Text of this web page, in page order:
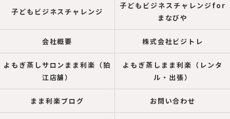
子どもビジネスチャレンジ
子どもビジネスチャレンジfor
まなびや
会社概要 株式会社ビジトレ
よもぎ蒸しサロンまま利楽（狛
江店舗）
よもぎ蒸しまま利楽（レンタ
ル・出張）
まま利楽ブログ お問い合わせ